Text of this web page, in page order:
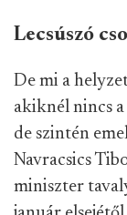
Lecsúszó
De mi a
akiknél nincs
de szintén
Navracsics
miniszter